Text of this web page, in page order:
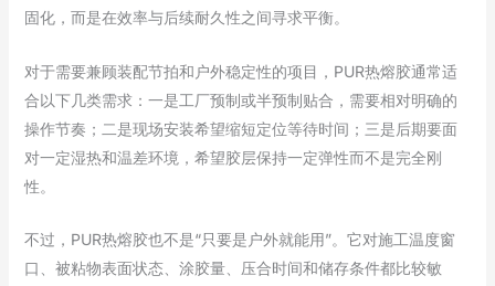
固化，而是在效率与后续耐久性之间寻求平衡。
对于需要兼顾装配节拍和户外稳定性的项目，PUR热熔胶通常适
合以下几类需求：一是工厂预制或半预制贴合，需要相对明确的
操作节奏；二是现场安装希望缩短定位等待时间；三是后期要面
对一定湿热和温差环境，希望胶层保持一定弹性而不是完全刚
性。
不过，PUR热熔胶也不是“只要是户外就能用”。它对施工温度窗
口、被粘物表面状态、涂胶量、压合时间和储存条件都比较敏